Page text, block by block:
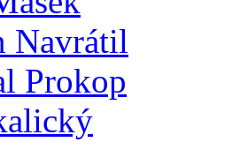
Navrátil
Prokop